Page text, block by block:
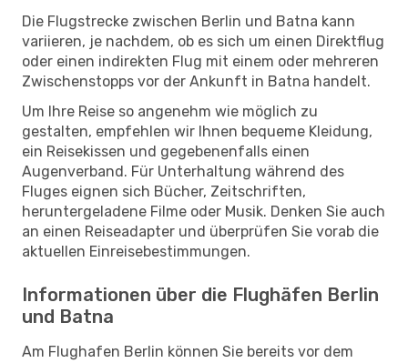
Die Flugstrecke zwischen Berlin und Batna kann
variieren, je nachdem, ob es sich um einen Direktflug
oder einen indirekten Flug mit einem oder mehreren
Zwischenstopps vor der Ankunft in Batna handelt.
Um Ihre Reise so angenehm wie möglich zu
gestalten, empfehlen wir Ihnen bequeme Kleidung,
ein Reisekissen und gegebenenfalls einen
Augenverband. Für Unterhaltung während des
Fluges eignen sich Bücher, Zeitschriften,
heruntergeladene Filme oder Musik. Denken Sie auch
an einen Reiseadapter und überprüfen Sie vorab die
aktuellen Einreisebestimmungen.
Informationen über die Flughäfen Berlin
und Batna
Am Flughafen Berlin können Sie bereits vor dem